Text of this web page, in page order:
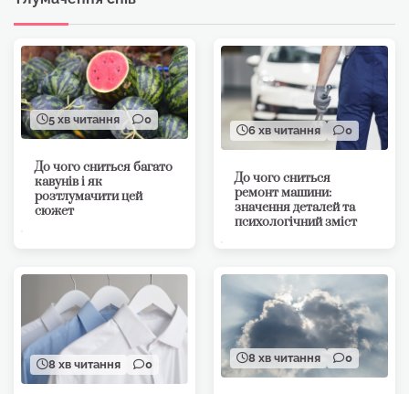
5 хв читання 0
До чого сниться багато
кавунів і як
розтлумачити цей
сюжет
6 хв читання 0
До чого сниться
ремонт машини:
значення деталей та
психологічний зміст
8 хв читання 0 8 хв читання 0